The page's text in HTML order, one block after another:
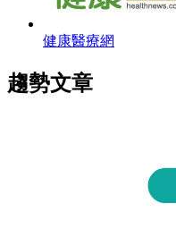
健康醫療網
趨勢文章